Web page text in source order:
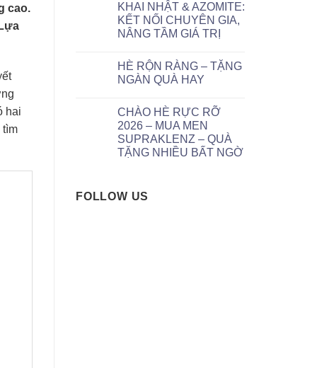
cao.
hai
tìm
KHAI NHẬT & AZOMITE:
KẾT NỐI CHUYÊN GIA,
NÂNG TẦM GIÁ TRỊ
HÈ RỘN RÀNG – TẶNG
NGÀN QUÀ HAY
CHÀO HÈ RỰC RỠ
2026 – MUA MEN
SUPRAKLENZ – QUÀ
TẶNG NHIỀU BẤT NGỜ
FOLLOW US